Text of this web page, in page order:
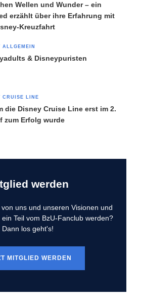
Wellen und Wunder – ein
erzählt über ihre Erfahrung mit
Kreuzfahrt
ALLGEMEIN
& Disneypuristen
CRUISE LINE
die Disney Cruise Line erst im 2.
zum Erfolg wurde
werden
uns und unseren Visionen und
Teil vom BzU-Fanclub werden?
Dann los geht's!
MITGLIED WERDEN